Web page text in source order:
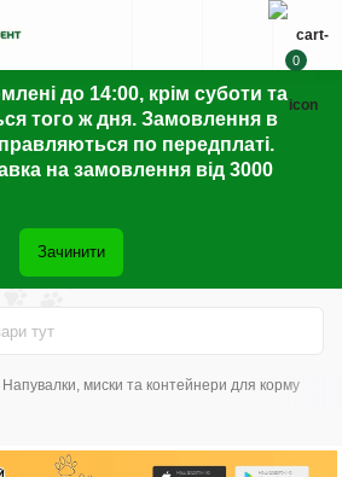
до 14:00, крім суботи та
того ж дня. Замовлення в
по передплаті.
на замовлення від 3000
Зачинити
0
Напувалки, миски та контейнери для корму